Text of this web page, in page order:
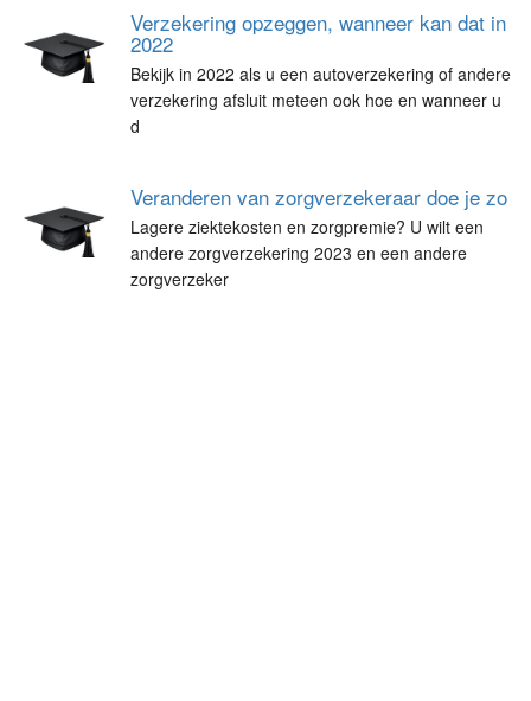
Verzekering opzeggen, wanneer kan dat in
2022
Bekijk in 2022 als u een autoverzekering of andere
verzekering afsluit meteen ook hoe en wanneer u
d
Veranderen van zorgverzekeraar doe je zo
Lagere ziektekosten en zorgpremie? U wilt een
andere zorgverzekering 2023 en een andere
zorgverzeker